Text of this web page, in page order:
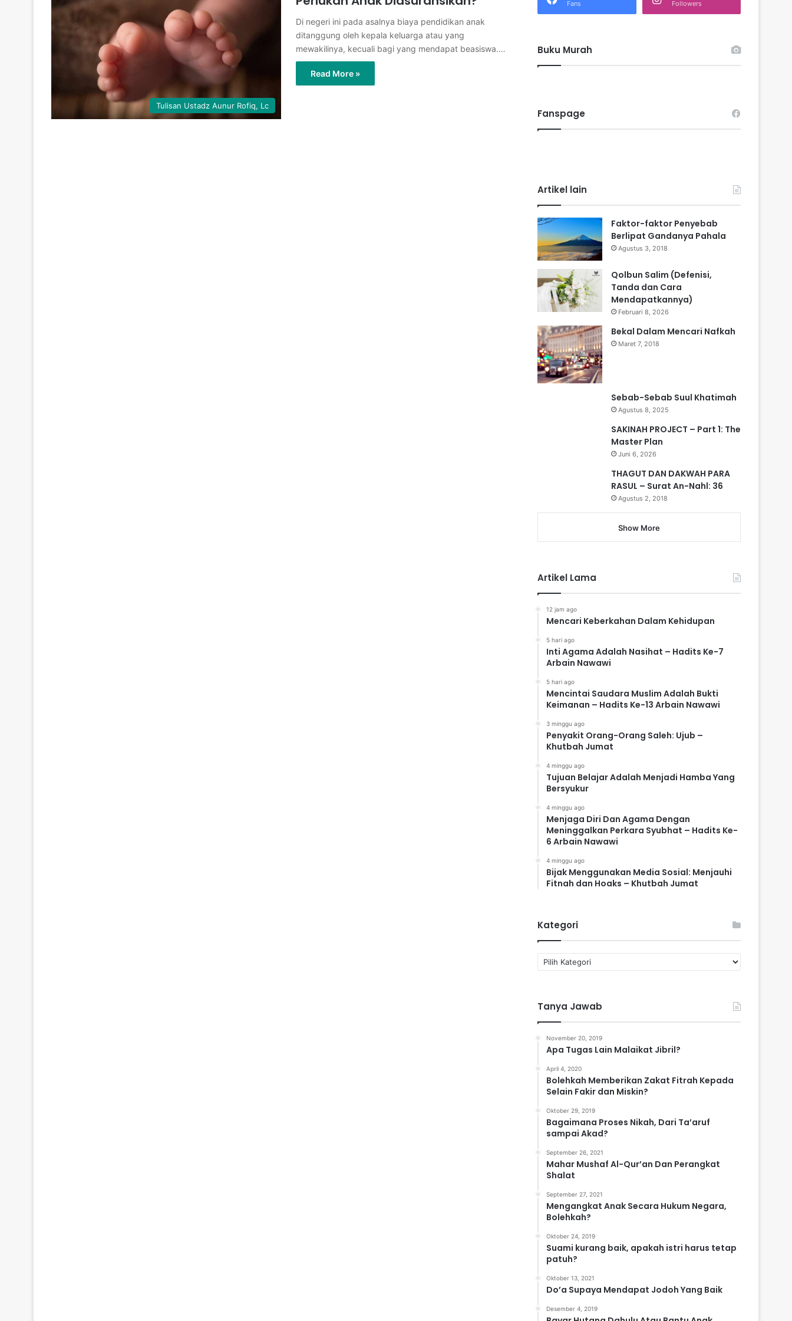
Tulisan Ustadz Aunur Rofiq, Lc
Di negeri ini pada asalnya biaya pendidikan anak
ditanggung oleh kepala keluarga atau yang
mewakilinya, kecuali bagi yang mendapat beasiswa.…
Read More »
k
:
Fans Followers
Buku Murah
Fanspage
Artikel lain
Faktor-faktor Penyebab
Berlipat Gandanya Pahala
Agustus 3, 2018
Qolbun Salim (Defenisi,
Tanda dan Cara
Mendapatkannya)
Februari 8, 2026
Bekal Dalam Mencari Nafkah
Maret 7, 2018
Sebab-Sebab Suul Khatimah
Agustus 8, 2025
SAKINAH PROJECT – Part 1: The
Master Plan
Juni 6, 2026
THAGUT DAN DAKWAH PARA
RASUL – Surat An-Nahl: 36
Agustus 2, 2018
Show More
Artikel Lama
12 jam ago
Mencari Keberkahan Dalam Kehidupan
5 hari ago
Inti Agama Adalah Nasihat – Hadits Ke-7
Arbain Nawawi
5 hari ago
Mencintai Saudara Muslim Adalah Bukti
Keimanan – Hadits Ke-13 Arbain Nawawi
3 minggu ago
Penyakit Orang-Orang Saleh: Ujub –
Khutbah Jumat
4 minggu ago
Tujuan Belajar Adalah Menjadi Hamba Yang
Bersyukur
4 minggu ago
Menjaga Diri Dan Agama Dengan
Meninggalkan Perkara Syubhat – Hadits Ke-
6 Arbain Nawawi
4 minggu ago
Bijak Menggunakan Media Sosial: Menjauhi
Fitnah dan Hoaks – Khutbah Jumat
Kategori
a
g
o
Tanya Jawab
November 20, 2019
Apa Tugas Lain Malaikat Jibril?
April 4, 2020
Bolehkah Memberikan Zakat Fitrah Kepada
Selain Fakir dan Miskin?
Oktober 29, 2019
Bagaimana Proses Nikah, Dari Ta’aruf
sampai Akad?
September 26, 2021
Mahar Mushaf Al-Qur’an Dan Perangkat
Shalat
September 27, 2021
Mengangkat Anak Secara Hukum Negara,
Bolehkah?
Oktober 24, 2019
Suami kurang baik, apakah istri harus tetap
patuh?
Oktober 13, 2021
Do’a Supaya Mendapat Jodoh Yang Baik
Desember 4, 2019